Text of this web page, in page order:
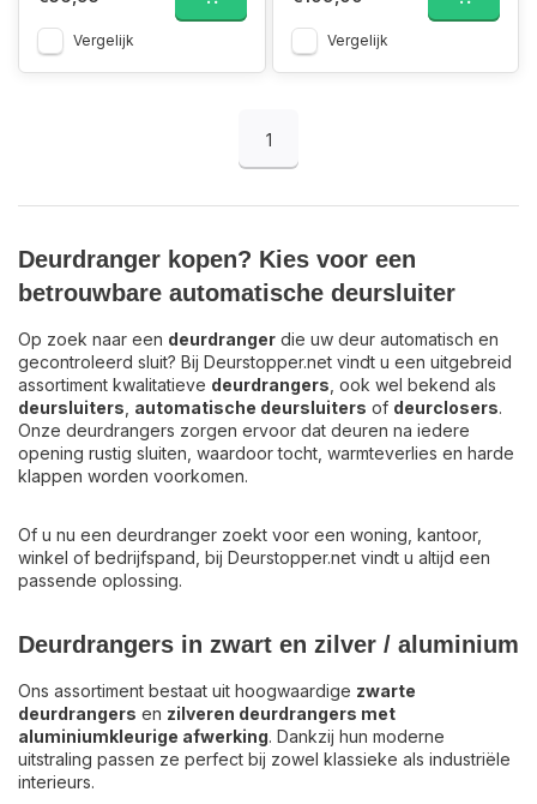
Vergelijk Vergelijk
1
Deurdranger kopen? Kies voor een
betrouwbare automatische deursluiter
Op zoek naar een deurdranger die uw deur automatisch en
gecontroleerd sluit? Bij Deurstopper.net vindt u een uitgebreid
assortiment kwalitatieve deurdrangers , ook wel bekend als
deursluiters automatische deursluiters of deurclosers.
Onze deurdrangers zorgen ervoor dat deuren na iedere
opening rustig sluiten, waardoor tocht, warmteverlies en harde
klappen worden voorkomen.
Of u nu een deurdranger zoekt voor een woning, kantoor,
winkel of bedrijfspand, bij Deurstopper.net vindt u altijd een
passende oplossing.
Deurdrangers in zwart en zilver / aluminium
Ons assortiment bestaat uit hoogwaardige zwarte
deurdrangers en zilveren deurdrangers met
aluminiumkleurige afwerking. Dankzij hun moderne
uitstraling passen ze perfect bij zowel klassieke als industriële
interieurs.